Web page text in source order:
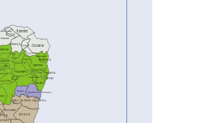
Itambé
Igarassu
Ipojuca
Cabo de Santo Agostinho
Goiana
Jaboatão dos Guararapes
Moreno
Escada
Recife
Olinda
Paulista
Camaragibe
Chã de
Alegria
do Goitá
Nova
Paudalho
Carpina
Camutanga
Aliança
Condado
Itaquitinga
Itapissuma
Itamaracá
Abreu e Lima
Tracunhaém
Nazaré
da
Mata
Ferreiros
Araçoiaba